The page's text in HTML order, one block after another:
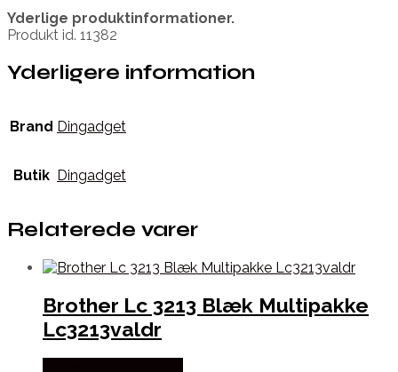
Yderlige produktinformationer.
Produkt id. 11382
Yderligere information
Brand Dingadget
Butik Dingadget
Relaterede varer
Brother Lc 3213 Blæk Multipakke
Lc3213valdr